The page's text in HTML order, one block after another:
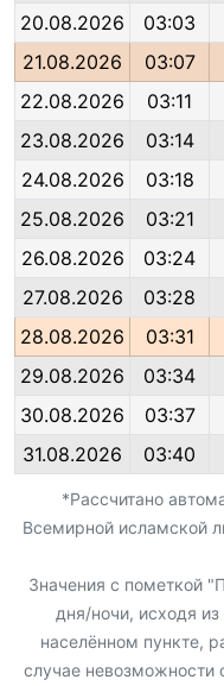
20.08.2026
03:03
21.08.2026
03:07
22.08.2026
03:11
23.08.2026
03:14
24.08.2026
03:18
25.08.2026
03:21
26.08.2026
03:24
27.08.2026
03:28
28.08.2026
03:31
29.08.2026
03:34
30.08.2026
03:37
31.08.2026
03:40
*Рассчитано
Всемирной исламской
Значения с пометкой
дня/ночи, исходя
населённом пункте,
случае невозможности